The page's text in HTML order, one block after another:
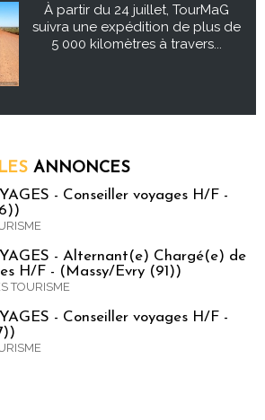
À partir du 24 juillet, TourMaG
suivra une expédition de plus de
5 000 kilomètres à travers...
LES ANNONCES
- Conseiller voyages H/F -
- Alternant(e) Chargé(e) de
H/F - (Massy/Evry (91))
TOURISME
- Conseiller voyages H/F -